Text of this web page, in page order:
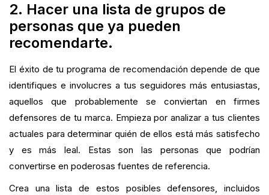
2. Hacer una lista de grupos de
personas que ya pueden
recomendarte.
El éxito de tu programa de recomendación depende de que
identifiques e involucres a tus seguidores más entusiastas,
aquellos que probablemente se conviertan en firmes
defensores de tu marca. Empieza por analizar a tus clientes
actuales para determinar quién de ellos está más satisfecho
y es más leal. Estas son las personas que podrían
convertirse en poderosas fuentes de referencia.
Crea una lista de estos posibles defensores, incluidos